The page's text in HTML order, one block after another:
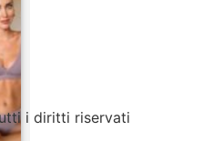
i diritti riservati